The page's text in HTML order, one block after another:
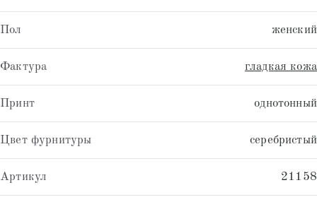
Пол женский
Фактура гладкая кожа
Принт однотонный
Цвет фурнитуры серебристый
Артикул 21158